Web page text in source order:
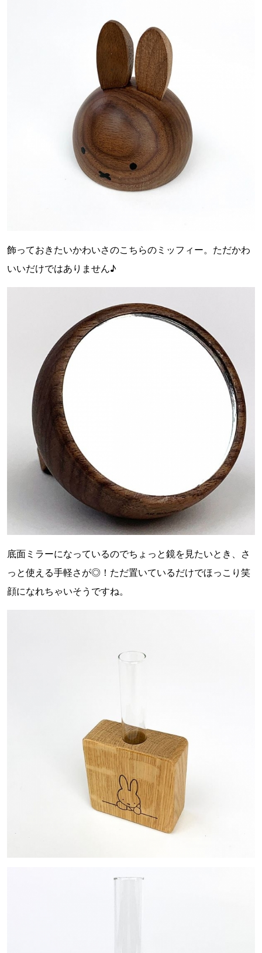
飾っておきたいかわいさのこちらのミッフィー。ただかわ
いいだけではありません♪
底面ミラーになっているのでちょっと鏡を見たいとき、さ
っと使える手軽さが◎！ただ置いているだけでほっこり笑
顔になれちゃいそうですね。